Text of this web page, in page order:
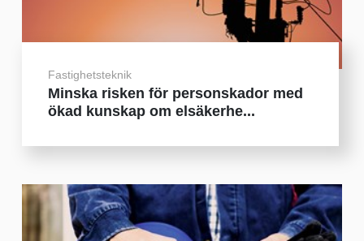
Fastighetsteknik
Minska risken för personskador med
ökad kunskap om elsäkerhe...